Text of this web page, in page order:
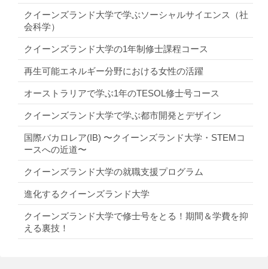
クイーンズランド大学で学ぶソーシャルサイエンス（社
会科学）
クイーンズランド大学の1年制修士課程コース
再生可能エネルギー分野における女性の活躍
オーストラリアで学ぶ1年のTESOL修士号コース
クイーンズランド大学で学ぶ都市開発とデザイン
国際バカロレア(IB) 〜クイーンズランド大学・STEMコ
ースへの近道〜
クイーンズランド大学の就職支援プログラム
進化するクイーンズランド大学
クイーンズランド大学で修士号をとる！期間＆学費を抑
える裏技！